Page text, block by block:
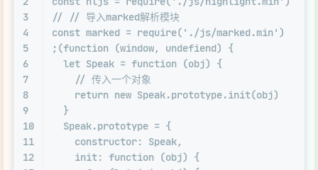
3
4
5
6
7
8
9
10
11
12
// // 导入marked解析模块
const marked = require( './js/marked.min' )
;(function (window, undefiend) {
let Speak = function (obj) {
// 传入一个对象
return new Speak.prototype.init(obj)
  }
Speak.prototype = {
constructor: Speak,
init: function (obj) {